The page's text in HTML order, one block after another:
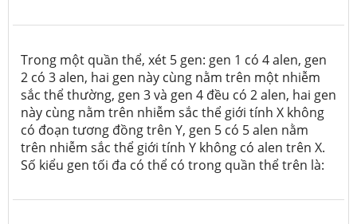
Trong một quần thể, xét 5 gen: gen 1 có 4 alen, gen
2 có 3 alen, hai gen này cùng nằm trên một nhiễm
sắc thể thường, gen 3 và gen 4 đều có 2 alen, hai gen
này cùng nằm trên nhiễm sắc thể giới tính X không
có đoạn tương đồng trên Y, gen 5 có 5 alen nằm
trên nhiễm sắc thể giới tính Y không có alen trên X.
Số kiểu gen tối đa có thể có trong quần thể trên là: